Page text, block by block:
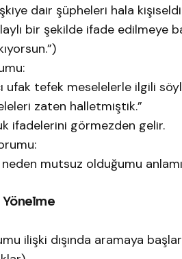
dair şüpheleri hala
bir şekilde ifade edilmeye
ufak tefek meselelerle ilgili
zaten halletmiştik.”
ifadelerini görmezden gelir.
mutsuz olduğumu
Yönelme
ilişki dışında aramaya